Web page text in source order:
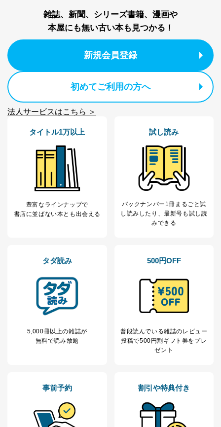
当社のサービス利用状況の把握お
よびその分析のため
お問い合わせ対応、トラブル対
処、オペレーター教育など応対品
質向上のため
その他当社のプライバシーポリシ
※上記の利用目的のうちNo.1～5については保有個人デ
ータ（開示対象個人情報）の利用目的であり、下記4.の
開示等のご請求に対応させていただきます。
各SNS運営会社様にご請求いただきますようお願い致し
ます。
３．個人情報の第三者提供について
当社は、取得した個人情報を適切に管理し､あらかじめ
本人の同意を得ることなく第三者に提供することはあり
ません。ただし、次の場合は除きます。
法令に基づく場合
人の生命､身体または財産の保護のために必要がある
場合であって、本人の同意を得ることが困難であると
とが困難である場合。
た者が法令の定める事務を遂行することに対して協力
する必要がある場合であって、本人の同意を得ること
により当該事務の遂行に支障を及ぼすおそれがあると
き。
だ企業に、業務の一部として個人情報の取扱いを委
託・提供する場合、その業務に必要な範囲で委託・提
供先企業に個人情報を開示することがあります。
トカード決済などの決済代行・料金回収会社、広
提供先：出版社、出版物発売元、卸売会社、販売
店など商品の供給者、梱包会社、配送会社、新聞
販売店などの梱包・配送・配達会社
雑誌、新聞、シリーズ書籍、漫画や
本屋にも無い古い本も見つかる！
新規会員登録
初めてご利用の方へ
法人サービスはこちら ＞
タイトル1万以上
豊富なラインナップで
書店に並ばない本とも出会える
試し読み
バックナンバー1冊まるごと試
し読み したり、最新号も試し読
みできる
タダ読み
5,000冊以上の雑誌が
無料で読み放題
500円OFF
普段読んでいる雑誌のレビュー
投稿で500円割ギフト券をプレ
ゼント
事前予約 割引や特典付き